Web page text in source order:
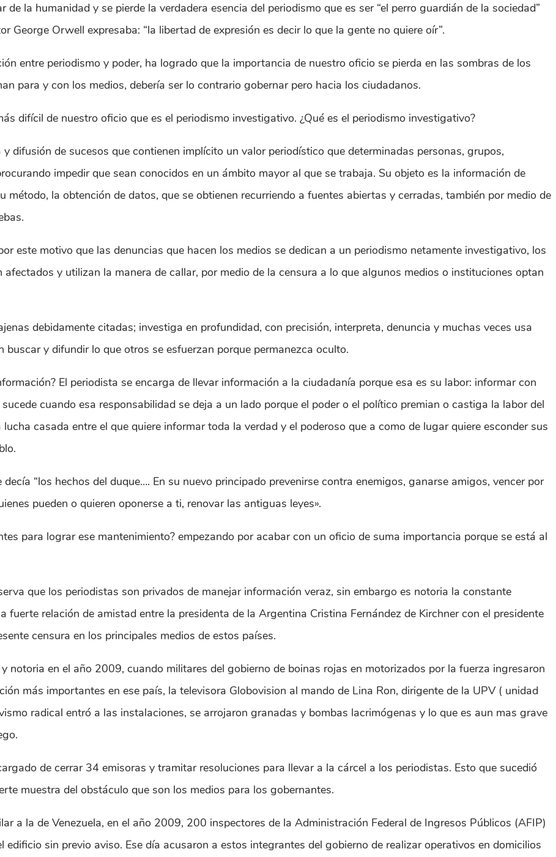
la humanidad y se pierde la verdadera esencia del periodismo que es ser “el perro guardián de la sociedad”
George Orwell expresaba: “la libertad de expresión es decir lo que la gente no quiere oír”.
entre periodismo y poder, ha logrado que la importancia de nuestro oficio se pierda en las sombras de los
para y con los medios, debería ser lo contrario gobernar pero hacia los ciudadanos.
difícil de nuestro oficio que es el periodismo investigativo. ¿Qué es el periodismo investigativo?
difusión de sucesos que contienen implícito un valor periodístico que determinadas personas, grupos,
impedir que sean conocidos en un ámbito mayor al que se trabaja. Su objeto es la información de
método, la obtención de datos, que se obtienen recurriendo a fuentes abiertas y cerradas, también por medio de
este motivo que las denuncias que hacen los medios se dedican a un periodismo netamente investigativo, los
y utilizan la manera de callar, por medio de la censura a lo que algunos medios o instituciones optan
debidamente citadas; investiga en profundidad, con precisión, interpreta, denuncia y muchas veces usa
y difundir lo que otros se esfuerzan porque permanezca oculto.
El periodista se encarga de llevar información a la ciudadanía porque esa es su labor: informar con
cuando esa responsabilidad se deja a un lado porque el poder o el político premian o castiga la labor del
casada entre el que quiere informar toda la verdad y el poderoso que a como de lugar quiere esconder sus
“los hechos del duque…. En su nuevo principado prevenirse contra enemigos, ganarse amigos, vencer por
pueden o quieren oponerse a ti, renovar las antiguas leyes».
para lograr ese mantenimiento? empezando por acabar con un oficio de suma importancia porque se está al
que los periodistas son privados de manejar información veraz, sin embargo es notoria la constante
fuerte relación de amistad entre la presidenta de la Argentina Cristina Fernández de Kirchner con el presidente
censura en los principales medios de estos países.
notoria en el año 2009, cuando militares del gobierno de boinas rojas en motorizados por la fuerza ingresaron
más importantes en ese país, la televisora Globovision al mando de Lina Ron, dirigente de la UPV ( unidad
radical entró a las instalaciones, se arrojaron granadas y bombas lacrimógenas y lo que es aun mas grave
de cerrar 34 emisoras y tramitar resoluciones para llevar a la cárcel a los periodistas. Esto que sucedió
muestra del obstáculo que son los medios para los gobernantes.
a la de Venezuela, en el año 2009, 200 inspectores de la Administración Federal de Ingresos Públicos (AFIP)
sin previo aviso. Ese día acusaron a estos integrantes del gobierno de realizar operativos en domicilios